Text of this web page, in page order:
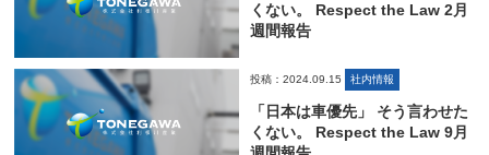
くない。 Respect the Law 2月
週間報告
投稿：2024.09.15 社内情報
「日本は車優先」 そう言わせた
くない。 Respect the Law 9月